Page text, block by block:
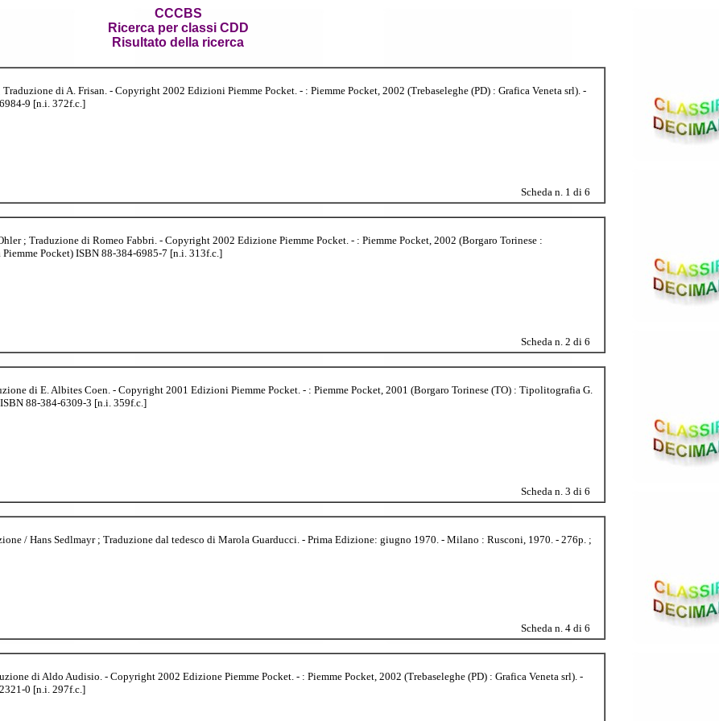
CCCBS
Ricerca per classi CDD
Risultato della ricerca
di A. Frisan. - Copyright 2002 Edizioni Piemme Pocket. - : Piemme Pocket, 2002 (Trebaseleghe (PD) : Grafica Veneta srl). -
9 [n.i. 372f.c.]
Scheda n. 1 di 6
; Traduzione di Romeo Fabbri. - Copyright 2002 Edizione Piemme Pocket. - : Piemme Pocket, 2002 (Borgaro Torinese :
Pocket) ISBN 88-384-6985-7 [n.i. 313f.c.]
Scheda n. 2 di 6
di E. Albites Coen. - Copyright 2001 Edizioni Piemme Pocket. - : Piemme Pocket, 2001 (Borgaro Torinese (TO) : Tipolitografia G.
88-384-6309-3 [n.i. 359f.c.]
Scheda n. 3 di 6
/ Hans Sedlmayr ; Traduzione dal tedesco di Marola Guarducci. - Prima Edizione: giugno 1970. - Milano : Rusconi, 1970. - 276p. ;
Scheda n. 4 di 6
di Aldo Audisio. - Copyright 2002 Edizione Piemme Pocket. - : Piemme Pocket, 2002 (Trebaseleghe (PD) : Grafica Veneta srl). -
0 [n.i. 297f.c.]